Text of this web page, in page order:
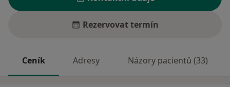
Rezervovat termín
Ceník Adresy Názory pacientů (33)